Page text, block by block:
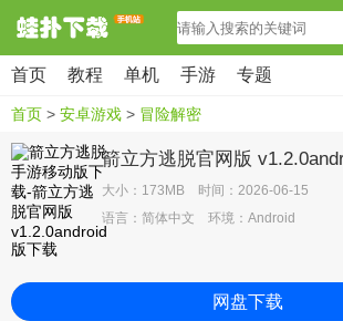
首页 教程 单机 手游 专题
首页 > 安卓游戏 > 冒险解密
箭立方逃脱官网版
大小：173MB 时间：2026-06-15
语言：简体中文 环境：Android
网盘下载